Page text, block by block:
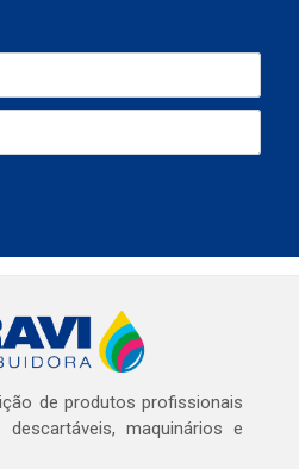
de produtos profissionais
descartáveis, maquinários e